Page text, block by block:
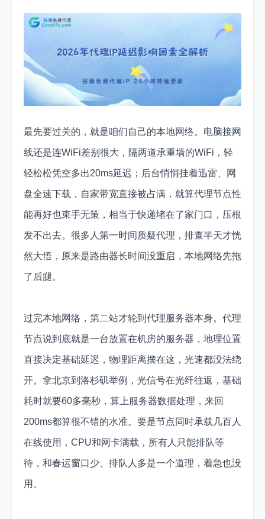
最先要过关的，就是咱们自己的本地网络。电脑接网
线还是连WiFi差别很大，隔两道承重墙的WiFi，轻
轻松松凭空多出20ms延迟；后台悄悄挂着迅雷、网
盘全速下载，自家带宽直接被占满，就算代理节点性
能再好也束手无策，相当于快递堵在了家门口，压根
发不出去。很多人第一时间质疑代理，排查半天才恍
然大悟，原来是路由器长时间没重启，本地网络先拖
了后腿。
过完本地网络，第二站才轮到代理服务器本身。代理
节点说到底就是一台放置在机房的服务器，地理位置
直接决定基础延迟，物理距离摆在这，光速都没法绕
开。拿北京到洛杉矶举例，光信号在光纤往返，基础
耗时就要60多毫秒，算上服务器数据处理，来回
200ms都算很不错的水准。要是节点同时承载几百人
在线使用，CPU和网卡满载，所有人只能排队等
待，和春运窗口少、排队人多是一个道理，着急也没
用。